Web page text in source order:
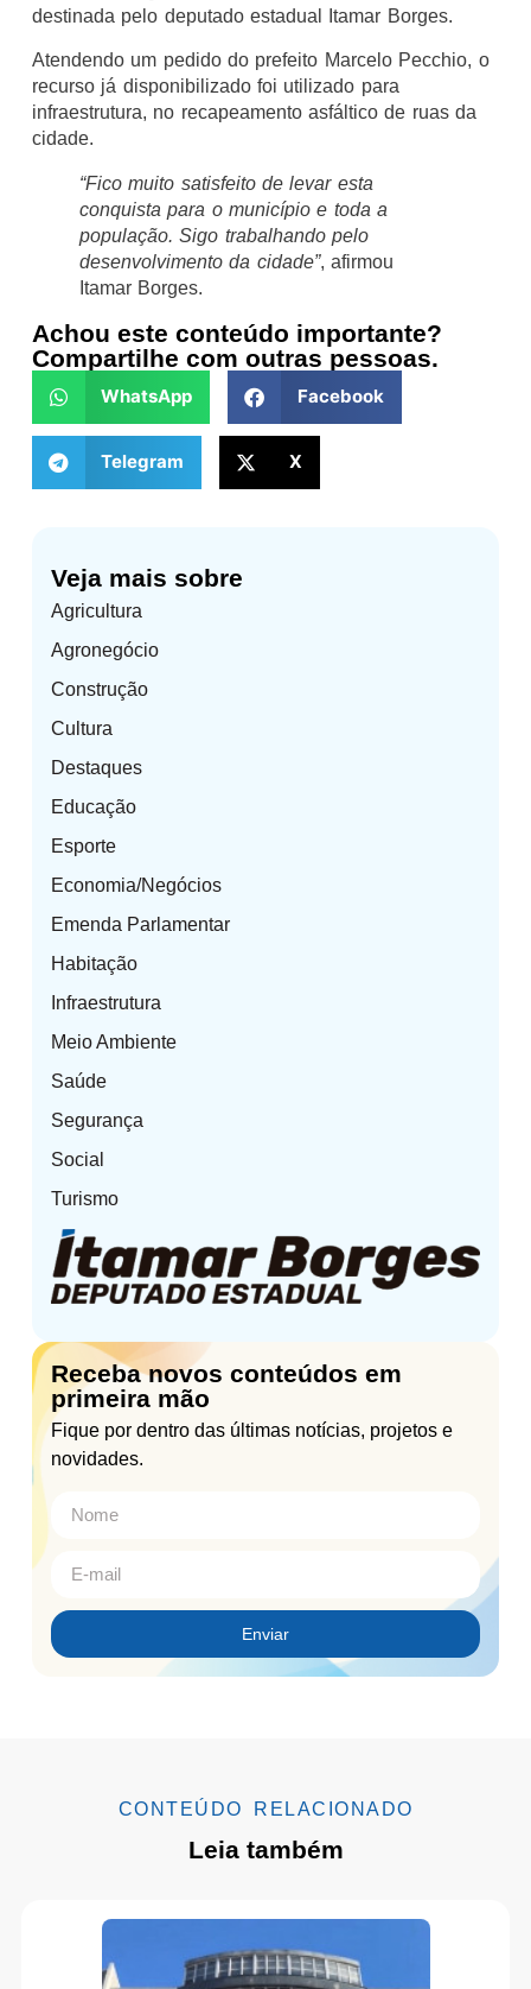
Veja mais sobre
Agricultura
Agronegócio
Construção
Cultura
Destaques
Educação
Esporte
Economia/Negócios
Emenda Parlamentar
Habitação
Infraestrutura
Meio Ambiente
Saúde
Segurança
Social
Turismo
Receba novos conteúdos em
primeira mão
Fique por dentro das últimas notícias, projetos e
novidades.
Enviar
destinada pelo deputado estadual Itamar Borges.
Atendendo um pedido do prefeito Marcelo Pecchio, o
recurso já disponibilizado foi utilizado para
infraestrutura, no recapeamento asfáltico de ruas da
cidade.
“Fico muito satisfeito de levar esta
conquista para o município e toda a
população. Sigo trabalhando pelo
desenvolvimento da cidade”, afirmou
Itamar Borges.
Achou este conteúdo importante?
Compartilhe com outras pessoas.
WhatsApp Facebook
Telegram X
CONTEÚDO RELACIONADO
Leia também